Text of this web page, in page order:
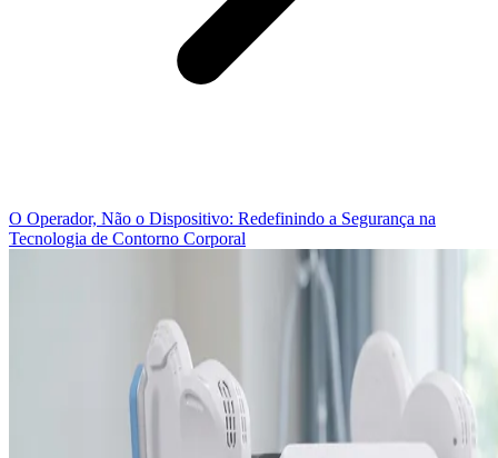
O Operador, Não o Dispositivo: Redefinindo a Segurança na
Tecnologia de Contorno Corporal